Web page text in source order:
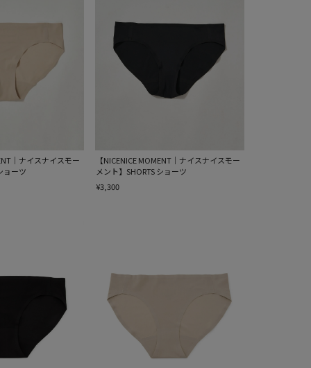
｜ナイスナイスモー
ョーツ
【NICENICE MOMENT｜ナイスナイスモー
メント】SHORTS ショーツ
¥3,300